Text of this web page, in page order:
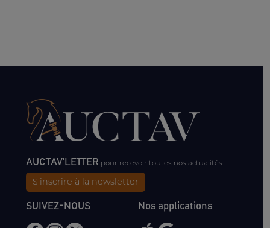
AUCTAV'LETTER pour recevoir toutes nos actualités
S'inscrire à la newsletter
SUIVEZ-NOUS Nos applications